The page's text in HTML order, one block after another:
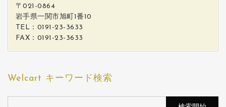
〒021-0864
岩手県一関市旭町1番10
TEL：0191-23-3633
FAX：0191-23-3633
Welcart キーワード検索